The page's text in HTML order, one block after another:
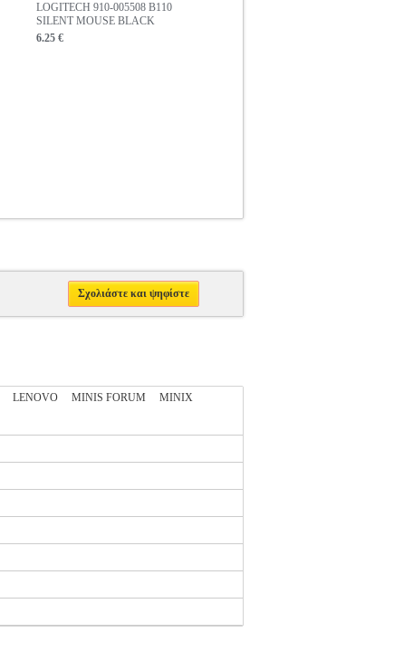
LOGITECH 910-005508 B110
SILENT MOUSE BLACK
6.25 €
Σχολιάστε και ψηφίστε
LENOVO MINIS FORUM
MINIX